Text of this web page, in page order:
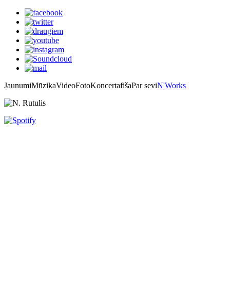
JaunumiMūzikaVideoFotoKoncertafišaPar seviN'Works